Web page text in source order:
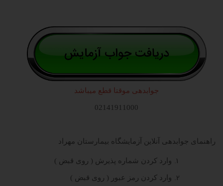
جوابدهی موقتا قطع میباشد
02141911000
راهنمای جوابدهی آنلاین آزمایشگاه بیمارستان مهراد
وارد کردن شماره پذیرش ( روی قبض )
وارد کردن رمز عبور ( روی قبض )